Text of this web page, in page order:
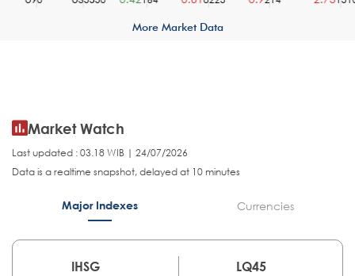
More Market Data
Market Watch
Last updated : 03.18 WIB | 24/07/2026
Data is a realtime snapshot, delayed at 10 minutes
Major Indexes Currencies
IHSG
LQ45